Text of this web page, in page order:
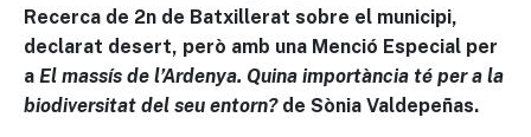
Recerca de 2n de Batxillerat sobre el municipi,
declarat desert, però amb una Menció Especial per
a El massís de l’Ardenya. Quina importància té per a la
biodiversitat del seu entorn? de Sònia Valdepeñas.